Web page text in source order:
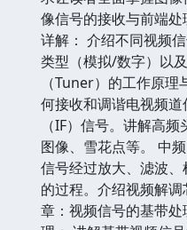
像信号的接收与前端
详解： 介绍不同视频
类型（模拟/数字）以
（Tuner）的工作原
何接收和调谐电视频
（IF）信号。讲解高
图像、雪花点等。 中
信号经过放大、滤波
的过程。介绍视频解
章：视频信号的基带